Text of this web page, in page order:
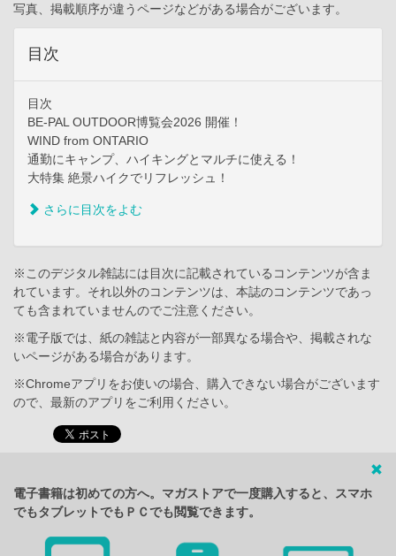
写真、掲載順序が違うページなどがある場合がございます。
目次
目次
BE-PAL OUTDOOR博覧会2026 開催！
WIND from ONTARIO
通勤にキャンプ、ハイキングとマルチに使える！
大特集 絶景ハイクでリフレッシュ！
さらに目次をよむ
※このデジタル雑誌には目次に記載されているコンテンツが含ま
れています。それ以外のコンテンツは、本誌のコンテンツであっ
ても含まれていませんのでご注意ください。
※電子版では、紙の雑誌と内容が一部異なる場合や、掲載されな
いページがある場合があります。
※Chromeアプリをお使いの場合、購入できない場合がございます
ので、最新のアプリをご利用ください。
電子書籍は初めての方へ。マガストアで一度購入すると、スマホ
でもタブレットでもＰＣでも閲覧できます。